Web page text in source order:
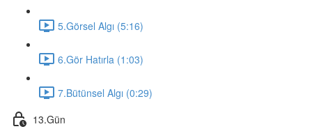
5.Görsel Algı (5:16)
6.Gör Hatırla (1:03)
7.Bütünsel Algı (0:29)
13.Gün